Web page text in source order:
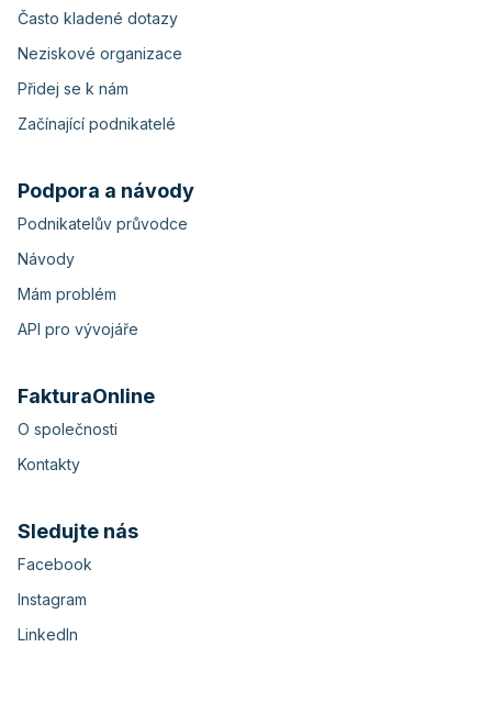
Často kladené dotazy
Neziskové organizace
Přidej se k nám
Začínající podnikatelé
Podpora a návody
Podnikatelův průvodce
Návody
Mám problém
API pro vývojáře
FakturaOnline
O společnosti
Kontakty
Sledujte nás
Facebook
Instagram
LinkedIn